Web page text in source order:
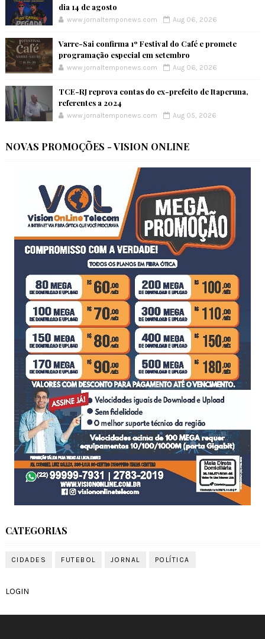
dia 14 de agosto
www.jornaltemponews.com Aug 06, 2026
Varre-Sai confirma 1º Festival do Café e promete
programação especial em setembro
www.jornaltemponews.com Aug 06, 2026
TCE-RJ reprova contas do ex-prefeito de Itaperuna,
referentes a 2024
www.jornaltemponews.com Aug 05, 2026
NOVAS PROMOÇÕES - VISION ONLINE
CATEGORIAS
CIDADES FUTEBOL JORNAL POLÍTICA
LOGIN